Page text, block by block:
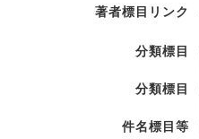
著者標目リンク
分類標目
分類標目
件名標目等